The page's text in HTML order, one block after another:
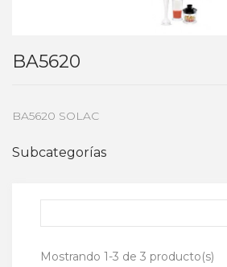
BA5620
BA5620 SOLAC
Subcategorías
Mostrando 1-3 de 3 producto(s)